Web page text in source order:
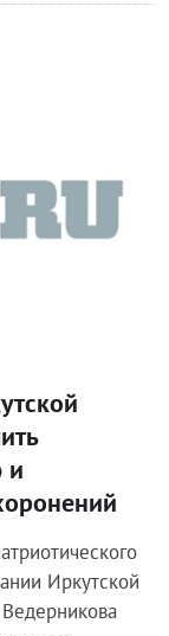
и
Иркутской